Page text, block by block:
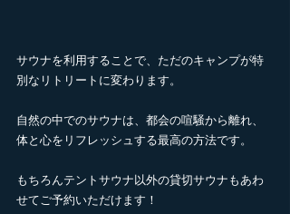
サウナを利用することで、ただのキャンプが特
別なリトリートに変わります。
自然の中でのサウナは、都会の喧騒から離れ、
体と心をリフレッシュする最高の方法です。
もちろんテントサウナ以外の貸切サウナもあわ
せてご予約いただけます！